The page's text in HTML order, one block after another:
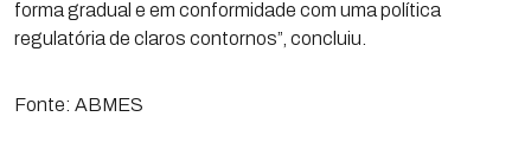
forma gradual e em conformidade com uma política
regulatória de claros contornos”, concluiu.
Fonte: ABMES